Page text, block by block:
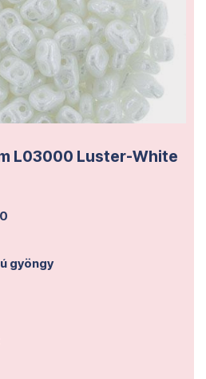
L03000 Luster-White
gyöngy